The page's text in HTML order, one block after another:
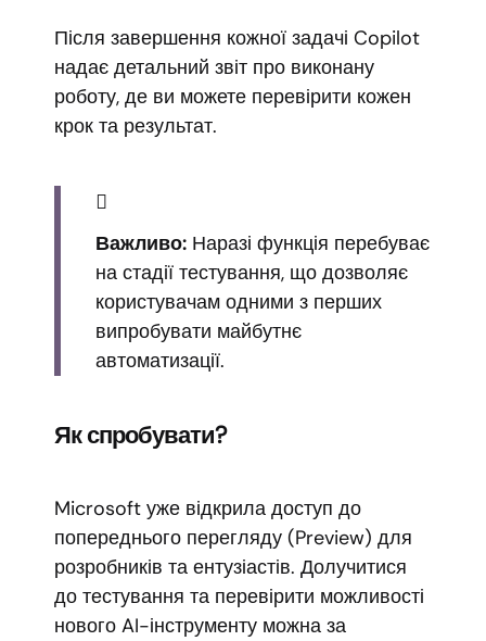
Після завершення кожної задачі Copilot
надає детальний звіт про виконану
роботу, де ви можете перевірити кожен
крок та результат.
Важливо: Наразі функція перебуває
на стадії тестування, що дозволяє
користувачам одними з перших
випробувати майбутнє
автоматизації.
Як спробувати?
Microsoft уже відкрила доступ до
попереднього перегляду (Preview) для
розробників та ентузіастів. Долучитися
до тестування та перевірити можливості
нового AI-інструменту можна за